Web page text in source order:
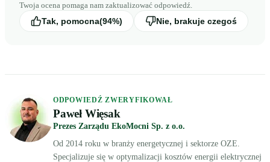
Twoja ocena pomaga nam zaktualizować odpowiedź.
Tak, pomocna(94%) Nie, brakuje czegoś
ODPOWIEDŹ ZWERYFIKOWAŁ
Paweł Więsak
Prezes Zarządu EkoMocni Sp. z o.o.
Od 2014 roku w branży energetycznej i sektorze OZE.
Specjalizuje się w optymalizacji kosztów energii elektrycznej